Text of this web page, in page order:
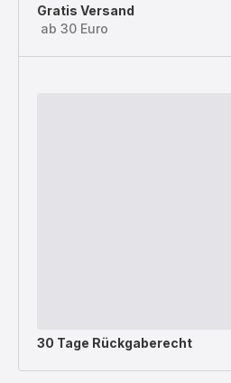
Gratis Versand
ab 30 Euro
30 Tage Rückgaberecht